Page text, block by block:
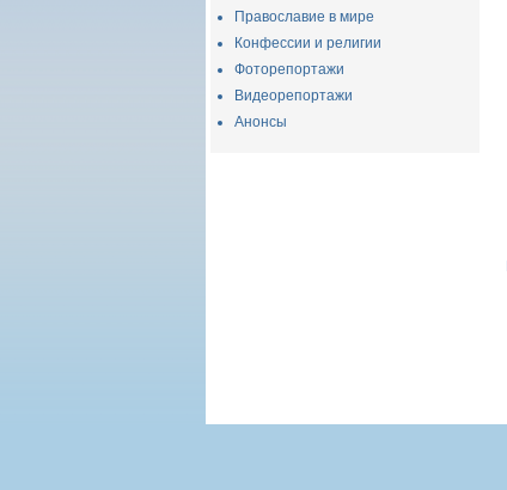
Православие в мире
Конфессии и религии
Фоторепортажи
Видеорепортажи
Анонсы